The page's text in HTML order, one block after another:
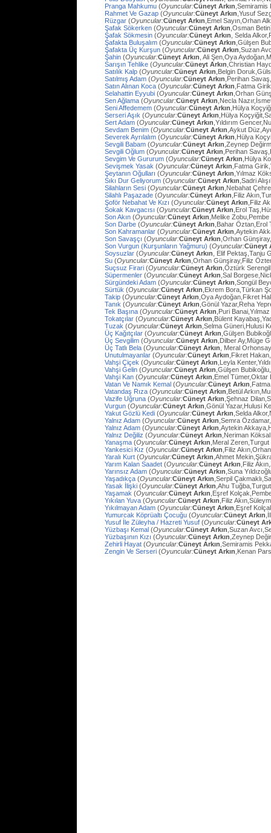
Pranga Mahkumu (Oyuncular:Cüneyt Arkın
Rahmet Ve Gazap (Oyuncular:Cüneyt Arkın ,Yusuf
Rüzgar (Oyuncular:Cüneyt Arkın ,Emel Sayın,Orhan
Şafak Sökerken (Oyuncular:Cüneyt Arkın ,Osman
Şafak Sökmesin (Oyuncular:Cüneyt Arkın , Selda
Şafakta Buluşalım (Oyuncular:Cüneyt Arkın ,Gülşen
Şafakta Üç Kurşun (Oyuncular:Cüneyt Arkın ,Suzan
Şahin (Oyuncular:Cüneyt Arkın , Ali Şen,Oya
Sarışın Tehlike (Oyuncular:Cüneyt Arkın ,Christian
Satılık Kalp (Oyuncular:Cüneyt Arkın ,Belgin
Satılmış Adam (Oyuncular:Cüneyt Arkın ,Perihan
Satın Alınan Koca (Oyuncular:Cüneyt Arkın ,Fatma
Selahattin Eyyubi (Oyuncular:Cüneyt Arkın ,Orhan
Sen Ağlama (Oyuncular:Cüneyt Arkın ,Necla
Seni Affedemem (Oyuncular:Cüneyt Arkın ,Hülya
Serseri Aşık (Oyuncular:Cüneyt Arkın ,Hülya
Sert Adam (Oyuncular:Cüneyt Arkın ,Yıldırım
Sevdam Benim (Oyuncular:Cüneyt Arkın ,Aykut
Severek Ayrılalım (Oyuncular:Cüneyt Arkın ,Hülya
Sevgili Babam (Oyuncular:Cüneyt Arkın ,Zeynep
Sevgili Oğlum (Oyuncular:Cüneyt Arkın ,Perihan
Sevgim Ve Gururum (Oyuncular:Cüneyt Arkın ,Hülya
Sevişmek Yasak (Oyuncular:Cüneyt Arkın ,Fatma
Şeytanın Oğulları (Oyuncular:Cüneyt Arkın ,Yılmaz
Sıkı Dur Geliyorum (Oyuncular:Cüneyt Arkın ,Sadri
Silahların Sesi (Oyuncular:Cüneyt Arkın ,Nebahat
Silahlı Paşazade (Oyuncular:Cüneyt Arkın ,Filiz
Şoför Nebahat Ve Kızı (Oyuncular:Cüneyt Arkın ,Filiz
Sokak Kavgacısı (Oyuncular:Cüneyt Arkın ,Erol
Son Akın (Oyuncular:Cüneyt Arkın ,Melike
Son Darbe (Oyuncular:Cüneyt Arkın ,Bahar Öztan,Erol
Son Kahramanlar (Oyuncular:Cüneyt Arkın ,Aytekin
Son Savaşçı (Oyuncular:Cüneyt Arkın ,Orhan
Son Vurgun (Kurşunların Yağmuru) (Oyuncular:Cüneyt
Soysuzlar (Oyuncular:Cüneyt Arkın , Elif Pektaş,Tanju
Su (Oyuncular:Cüneyt Arkın ,Orhan Günşiray,Filiz
Suçsuz Firari (Oyuncular:Cüneyt Arkın ,Öztürk
Süpermenler (Oyuncular:Cüneyt Arkın ,Sal
Sürgündeki Adam (Oyuncular:Cüneyt Arkın ,Songül
Sürtük (Oyuncular:Cüneyt Arkın ,Ekrem Bora,Türkan
Takip (Oyuncular:Cüneyt Arkın ,Oya Aydoğan,Fikret
Tanık (Oyuncular:Cüneyt Arkın ,Gönül Yazar,Reha
Tek Başına (Oyuncular:Cüneyt Arkın ,Puri
Tokatçılar (Oyuncular:Cüneyt Arkın ,Bülent
Tuzak (Oyuncular:Cüneyt Arkın ,Selma Güneri,Hulusi
Üç Kağıtçılar (Oyuncular:Cüneyt Arkın ,Gülşen
Üç Sevgilim (Oyuncular:Cüneyt Arkın ,Dilber Ay,Müge
Üç Tatlı Bela (Oyuncular:Cüneyt Arkın , Meral
Unutulmayanlar (Oyuncular:Cüneyt Arkın ,Fikret
Vahşi Çiçek (Oyuncular:Cüneyt Arkın ,Leyla
Vahşi Gelin (Oyuncular:Cüneyt Arkın ,Gülşen
Vahşi Kan (Oyuncular:Cüneyt Arkın ,Emel
Vatan Ve Namık Kemal (Oyuncular:Cüneyt Arkın
Vatandaş Rıza (Oyuncular:Cüneyt Arkın ,Betül
Vazife Uğruna (Oyuncular:Cüneyt Arkın ,Şehnaz
Vurgun (Oyuncular:Cüneyt Arkın ,Gönül Yazar,Hulusi
Yakut Gözlü Kedi (Oyuncular:Cüneyt Arkın ,Selda
Yalnız Adam (Oyuncular:Cüneyt Arkın ,Semra
Yalnız Adam (Oyuncular:Cüneyt Arkın ,Aytekin
Yalnız Değiliz (Oyuncular:Cüneyt Arkın ,Neriman
Yanaşma (Oyuncular:Cüneyt Arkın ,Meral
Yankesici Kız (Oyuncular:Cüneyt Arkın ,Filiz
Yaralı Kurt (Oyuncular:Cüneyt Arkın ,Ahmet
Yarım Kalan Saadet (Oyuncular:Cüneyt Arkın ,Filiz
Yarınsız Adam (Oyuncular:Cüneyt Arkın ,Suna
Yaşadıkça (Oyuncular:Cüneyt Arkın ,Serpil
Yasak İlişki (Oyuncular:Cüneyt Arkın ,Ahu
Yaşamak (Oyuncular:Cüneyt Arkın ,Eşref
Yıkılan Yuva (Oyuncular:Cüneyt Arkın ,Filiz
Yıkılmayan Adam (Oyuncular:Cüneyt Arkın ,Eşref
Yumurcak Köprüaltı Çocuğu (Oyuncular:Cüneyt Arkın
Yusuf İle Züleyha / Hazreti Yusuf (Oyuncular:Cüneyt
Yüzbaşı Kemal (Oyuncular:Cüneyt Arkın ,Suzan
Yüzbaşının Kızı (Oyuncular:Cüneyt Arkın ,Zeynep
Zehirli Hayat (Oyuncular:Cüneyt Arkın ,Semiramis
Zengin Ve Serseri (Oyuncular:Cüneyt Arkın ,Kenan